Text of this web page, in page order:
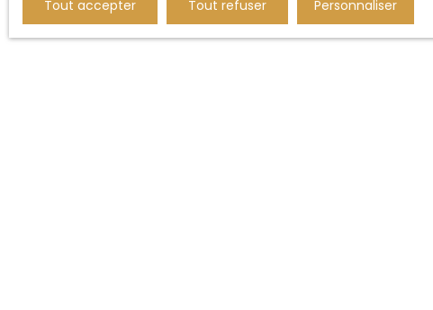
Tout accepter Tout refuser Personnaliser